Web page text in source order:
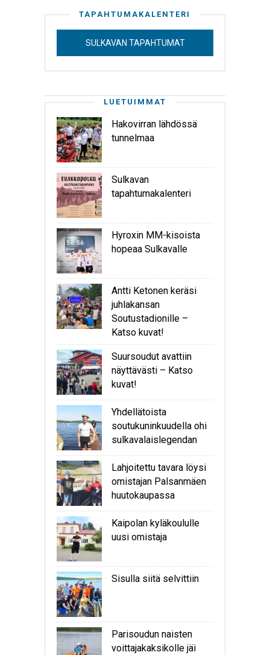
TAPAHTUMAKALENTERI
SULKAVAN TAPAHTUMAT
LUETUIMMAT
Hakovirran lähdössä
tunnelmaa
Sulkavan
tapahtumakalenteri
Hyroxin MM-kisoista
hopeaa Sulkavalle
Antti Ketonen keräsi
juhlakansan
Soutustadionille –
Katso kuvat!
Suursoudut avattiin
näyttävästi – Katso
kuvat!
Yhdellätoista
soutukuninkuudella ohi
sulkavalaislegendan
Lahjoitettu tavara löysi
omistajan Palsanmäen
huutokaupassa
Kaipolan kyläkoululle
uusi omistaja
Sisulla siitä selvittiin
Parisoudun naisten
voittajakaksikolle jäi